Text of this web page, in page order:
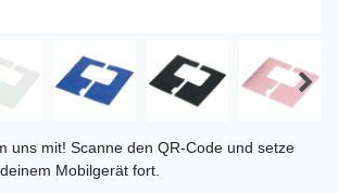
uns mit! Scanne den QR-Code und setze
Mobilgerät fort.